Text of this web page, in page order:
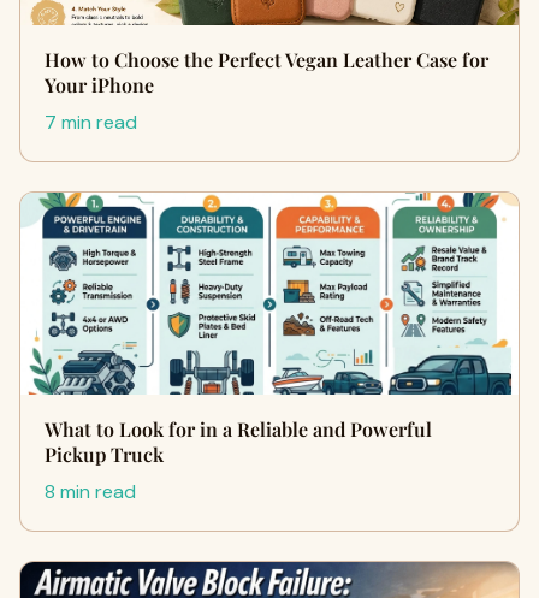
How to Choose the Perfect Vegan Leather Case for
Your iPhone
7 min read
What to Look for in a Reliable and Powerful
Pickup Truck
8 min read